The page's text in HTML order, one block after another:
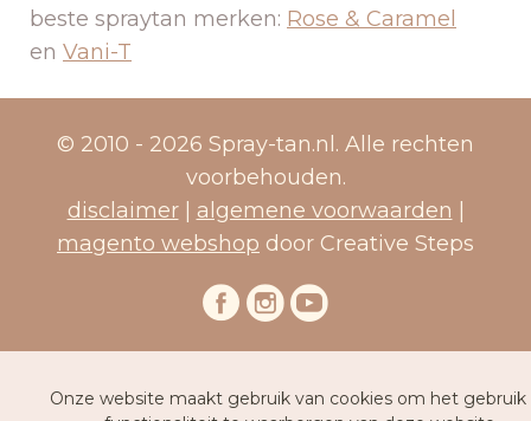
beste spraytan merken: Rose & Caramel
en Vani-T
© 2010 - 2026 Spray-tan.nl. Alle rechten
voorbehouden.
disclaimer| algemene voorwaarden
magento webshop door Creative Steps
Onze website maakt gebruik van cookies om het gebruik